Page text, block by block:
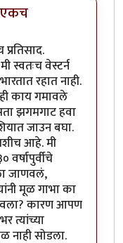
एकच
स्वतःच वेस्टर्न
रहात नाही.
काय गमावले
झगमगाट हवा
जाउन बघा.
आहे. मी
जाणवलं,
मूळ गाभा का
कारण आपण
त्यांच्या
नाही सोडला.